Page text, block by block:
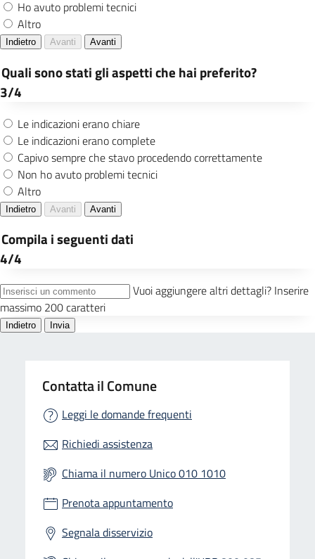
Contatta il Comune
Leggi le domande frequenti
Richiedi assistenza
Chiama il numero Unico 010 1010
Prenota appuntamento
Segnala disservizio